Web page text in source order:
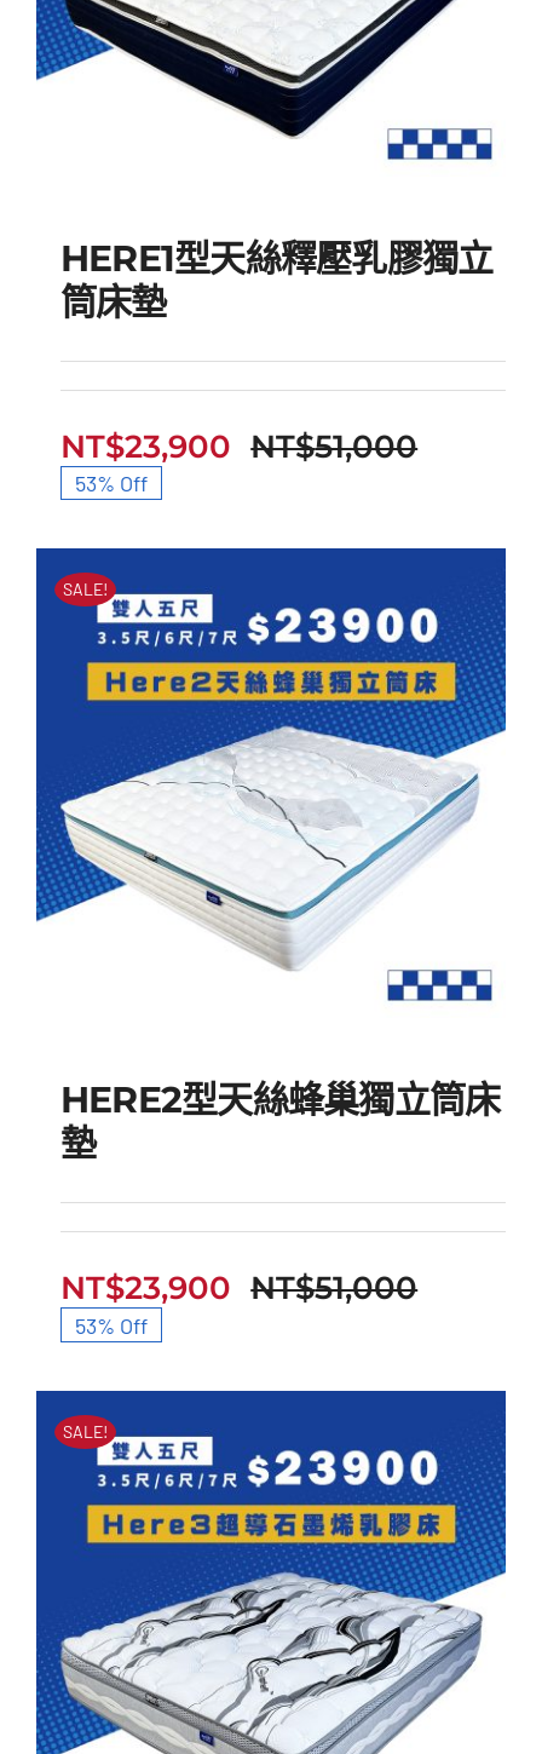
HERE1型天絲釋壓乳膠獨
立筒床墊
HERE1型天絲釋壓乳膠獨立
筒床墊
NT$51,000
價
格：
NT$23,900
價
格：
53% Off
SALE!
HERE2型天絲蜂巢獨立
筒床墊
HERE2型天絲蜂巢獨立筒床
墊
NT$51,000
價
格：
NT$23,900
價
格：
53% Off
SALE!